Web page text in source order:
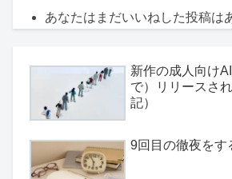
あなたはまだいいねした投稿は
新作の成人向け
で）リリースさ
記）
9回目の徹夜をす